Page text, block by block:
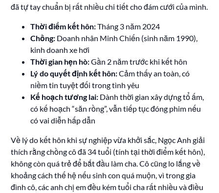
đã tự tay chuẩn bị rất nhiều chi tiết cho đám cưới của mình.
Thời điểm kết hôn:Tháng 3 năm 2024
Chồng: Doanh nhân Minh Chiến (sinh năm 1990),
kinh doanh xe hơi
Thời gian hẹn hò:Gần 2 năm trước khi kết hôn
Lý do quyết định kết hôn:Cảm thấy an toàn, có
niềm tin tuyệt đối trong tình yêu
Kế hoạch tương lai: Dành thời gian xây dựng tổ ấm,
có kế hoạch “săn rồng”, vẫn tiếp tục đóng phim nếu
có vai diễn hấp dẫn
Về lý do kết hôn khi sự nghiệp vừa khởi sắc, Ngọc Anh giải
thích rằng chồng cô đã 34 tuổi (tính tại thời điểm kết hôn),
không còn quá trẻ để bắt đầu làm cha. Cô cũng lo lắng về
khoảng cách thế hệ nếu sinh con quá muộn, vì trong gia
đình cô, các anh chị em đều kém tuổi cha rất nhiều và điều